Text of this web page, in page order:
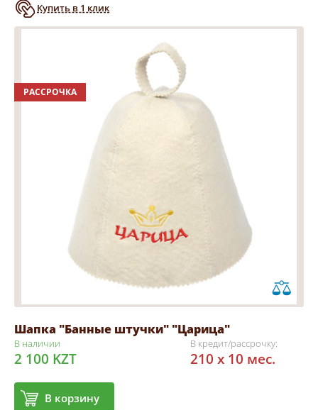
Купить в 1 клик
РАССРОЧКА
Шапка "Банные штучки" "Царица"
В наличии
2 100 KZT
В корзину
В кредит/рассрочку:
210 x 10 мес.